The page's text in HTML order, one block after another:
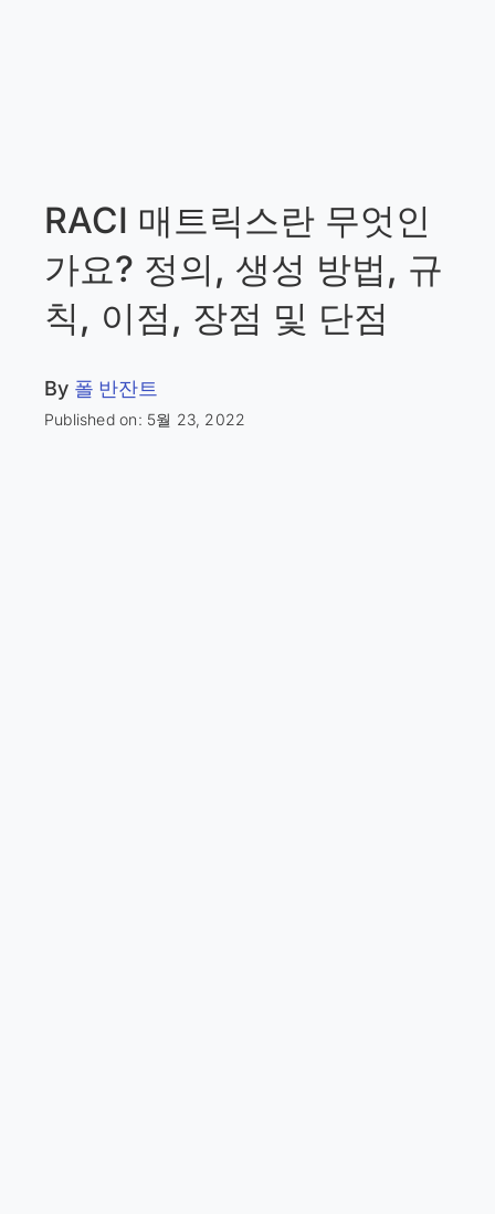
RACI 매트릭스란 무엇인
가요? 정의, 생성 방법, 규
칙, 이점, 장점 및 단점
By 폴 반잔트
Published on: 5월 23, 2022